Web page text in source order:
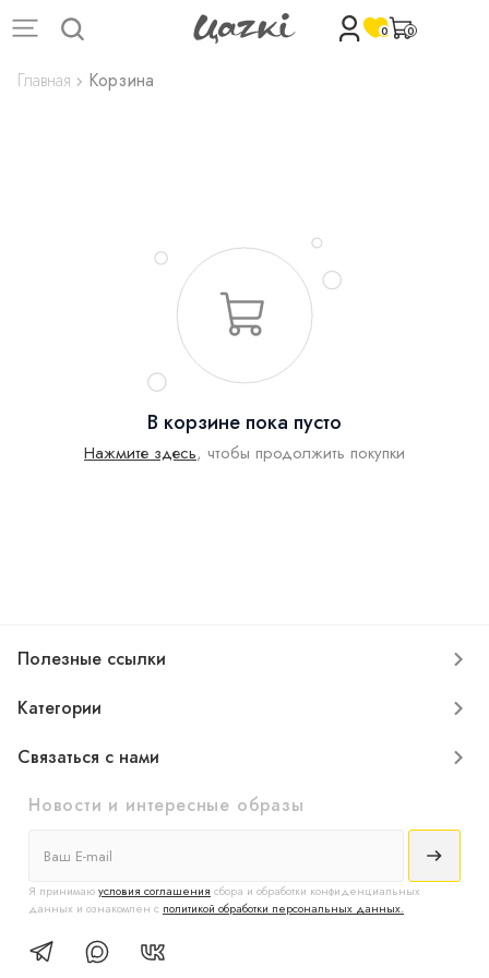
0 0
Главная Корзина
В корзине пока пусто
Нажмите здесь, чтобы продолжить покупки
Полезные ссылки
Категории
Связаться с нами
Новости и интересные образы
Я принимаюусловия соглашения сбора и обработки конфиденциальных
данных и ознакомлен с политикой обработки персональных данных.